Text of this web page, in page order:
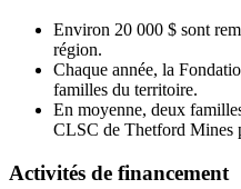
Environ 20 000 $ sont
région.
Chaque année, la
familles du territoire.
En moyenne, deux
CLSC de Thetford Mines
Activités de financement